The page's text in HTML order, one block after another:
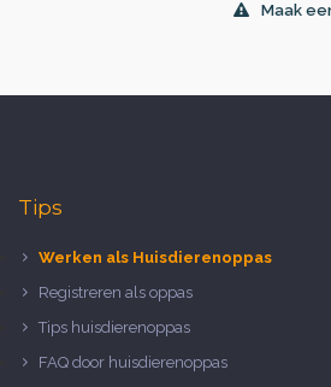
Maak
Tips
Werken als Huisdierenoppas
Registreren als oppas
Tips huisdierenoppas
FAQ door huisdierenoppas